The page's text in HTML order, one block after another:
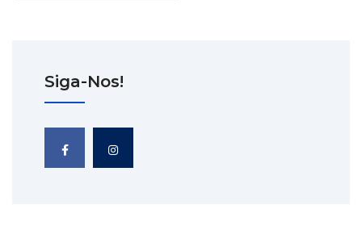
Siga-Nos!